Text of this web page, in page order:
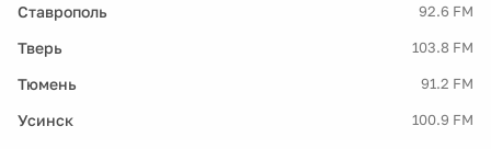
Ставрополь 92.6 FM
Тверь 103.8 FM
Тюмень 91.2 FM
Усинск 100.9 FM